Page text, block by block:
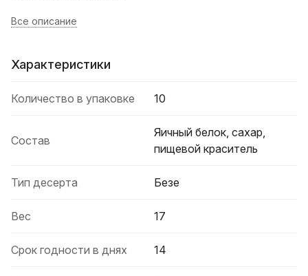
Все описание
Характеристики
Количество в упаковке 10
Состав
Яичный белок, сахар,
пищевой краситель
Тип десерта Безе
Вес 17
Срок годности в днях 14